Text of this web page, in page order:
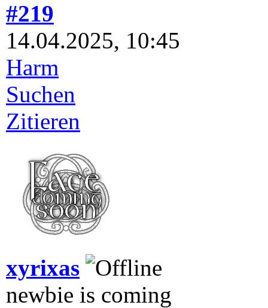
#219
14.04.2025, 10:45
Harm
Suchen
Zitieren
xyrixas
newbie is coming